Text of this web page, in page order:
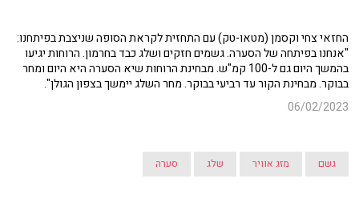
החזאי צחי וקסמן (מטאו-טק) עם התחזית לקראת הסופה שניצבת בפיתחנו:
"אנחנו בפיתחה של הסערה. גשמים חזקים ושלג כבד בחרמון. הרוחות יגיעו
בהמשך היום גם ל-100 קמ"ש. מבחינת הרוחות שיא הסערה היא היום ומחר
בבוקר. מבחינת הקור עד רביעי בבוקר. מחר השלג יימשך בצפון הגולן".
06/02/2023
גשם מזג אוויר שלג סערה